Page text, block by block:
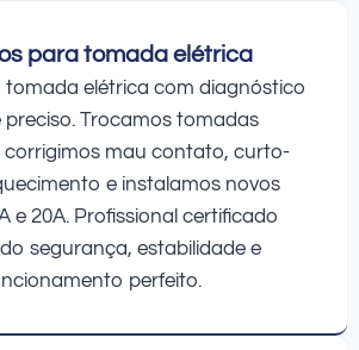
para tomada elétrica
tomada elétrica com diagnóstico
preciso. Trocamos tomadas
corrigimos mau contato, curto-
e instalamos novos
e 20A. Profissional certificado
segurança, estabilidade e
perfeito.